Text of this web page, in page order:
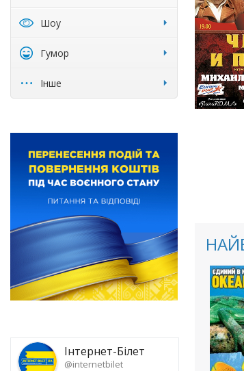
Шоу
Гумор
Інше
Інтернет-Білет
@internetbilet